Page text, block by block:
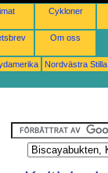
Cykloner
Om oss
Nordvästra